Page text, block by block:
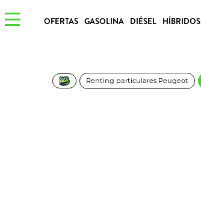
OFERTAS GASOLINA DIÉSEL HÍBRIDOS
Renting particulares Peugeot